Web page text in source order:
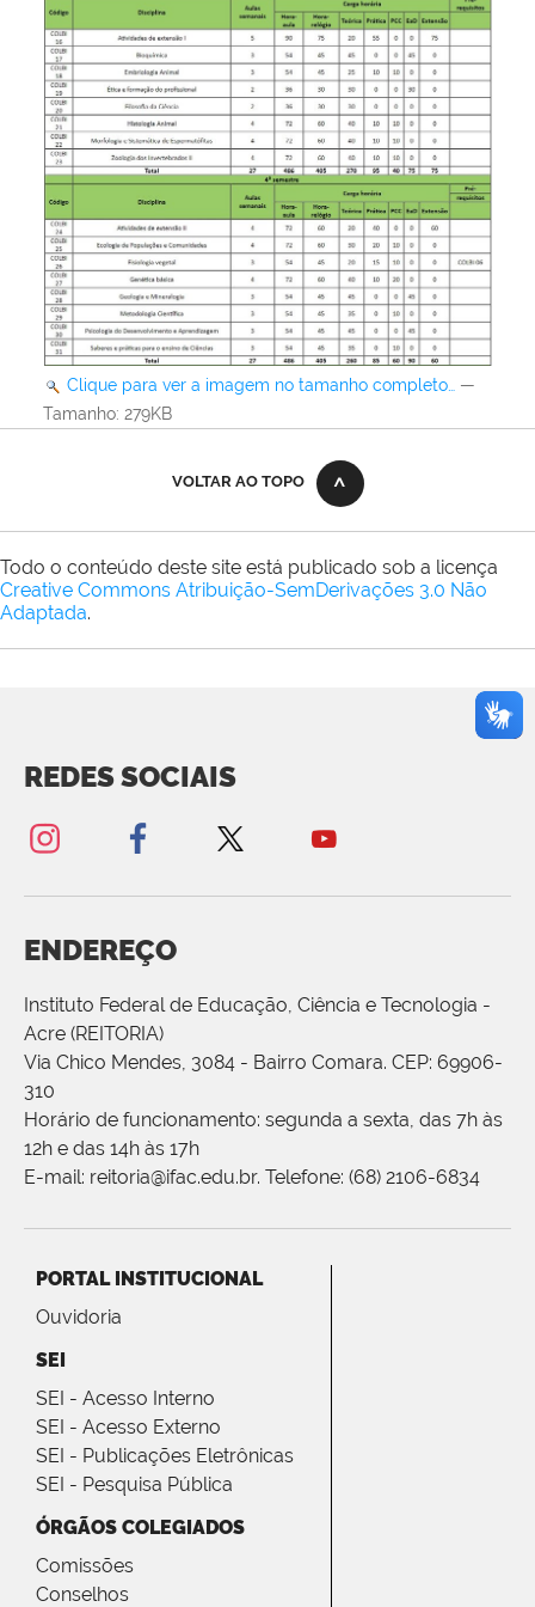
Clique para ver a imagem no tamanho completo…
—
Tamanho: 279KB
VOLTAR AO TOPO
Todo o conteúdo deste site está publicado sob a licença
Creative Commons Atribuição-SemDerivações 3.0 Não
Adaptada.
REDES SOCIAIS
ENDEREÇO
Instituto Federal de Educação, Ciência e Tecnologia -
Acre (REITORIA)
Via Chico Mendes, 3084 - Bairro Comara. CEP: 69906-
310
Horário de funcionamento: segunda a sexta, das 7h às
12h e das 14h às 17h
E-mail: reitoria@ifac.edu.br. Telefone: (68) 2106-6834
PORTAL INSTITUCIONAL
Ouvidoria
SEI
SEI - Acesso Interno
SEI - Acesso Externo
SEI - Publicações Eletrônicas
SEI - Pesquisa Pública
ÓRGÃOS COLEGIADOS
Comissões
Conselhos